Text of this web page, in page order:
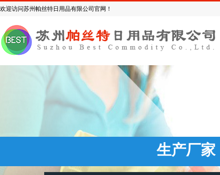
欢迎访问苏州帕丝特日用品有限公司官网！
生产厂